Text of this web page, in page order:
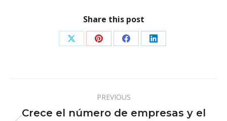
Share this post
Share Share Share Share
navigation
PREVIOUS
Crece el número de empresas y el